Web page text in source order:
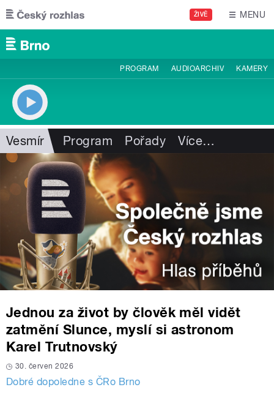
Přejít k hlavnímu obsahu
ŽIVĚ MENU
PROGRAM AUDIOARCHIV KAMERY
Vesmír Program Pořady Více…
Jednou za život by člověk měl vidět
zatmění Slunce, myslí si astronom
Karel Trutnovský
30. červen 2026
Dobré dopoledne s ČRo Brno